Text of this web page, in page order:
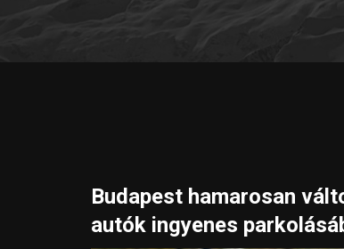
Budapest hamarosan
autók ingyenes